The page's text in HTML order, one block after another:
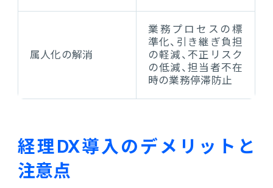
属人化の解消
業務プロセスの標
準化、引き継ぎ負担
の軽減、不正リスク
の低減、担当者不在
時の業務停滞防止
経理DX導入のデメリットと
注意点